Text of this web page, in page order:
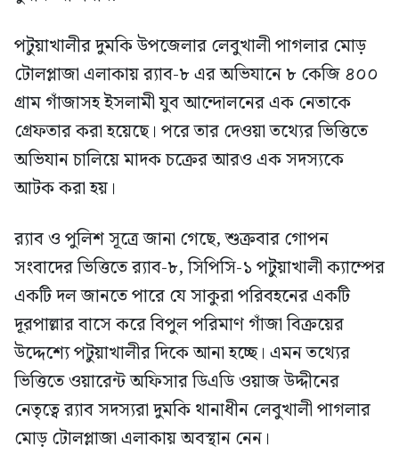
পটুয়াখালীর দুমকি উপজেলার লেবুখালী পাগলার মোড়
টোলপ্লাজা এলাকায় র‍্যাব-৮ এর অভিযানে ৮ কেজি ৪০০
গ্রাম গাঁজাসহ ইসলামী যুব আন্দোলনের এক নেতাকে
গ্রেফতার করা হয়েছে। পরে তার দেওয়া তথ্যের ভিত্তিতে
অভিযান চালিয়ে মাদক চক্রের আরও এক সদস্যকে
আটক করা হয়।
র‍্যাব ও পুলিশ সূত্রে জানা গেছে, শুক্রবার গোপন
সংবাদের ভিত্তিতে র‍্যাব-৮, সিপিসি-১ পটুয়াখালী ক্যাম্পের
একটি দল জানতে পারে যে সাকুরা পরিবহনের একটি
দূরপাল্লার বাসে করে বিপুল পরিমাণ গাঁজা বিক্রয়ের
উদ্দেশ্যে পটুয়াখালীর দিকে আনা হচ্ছে। এমন তথ্যের
ভিত্তিতে ওয়ারেন্ট অফিসার ডিএডি ওয়াজ উদ্দীনের
নেতৃত্বে র‍্যাব সদস্যরা দুমকি থানাধীন লেবুখালী পাগলার
মোড় টোলপ্লাজা এলাকায় অবস্থান নেন।